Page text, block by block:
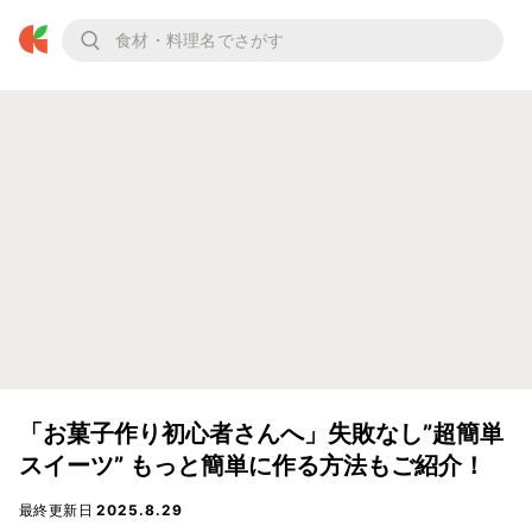
「お菓子作り初心者さんへ」失敗なし”超簡単
スイーツ” もっと簡単に作る方法もご紹介！
最終更新日2025.8.29